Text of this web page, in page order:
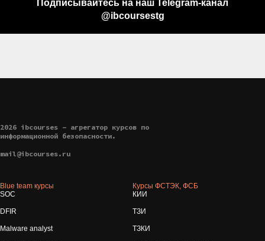
Подписывайтесь на наш Telegram-канал
@ibcoursestg
2026 ibcourses - агрегатор курсов по
информационной безопасности.
mail@ibcourses.ru
Blue team курсы
SOC
DFIR
Malware analyst
Курсы ФСТЭК, ФСБ
КИИ
ТЗИ
ТЗКИ